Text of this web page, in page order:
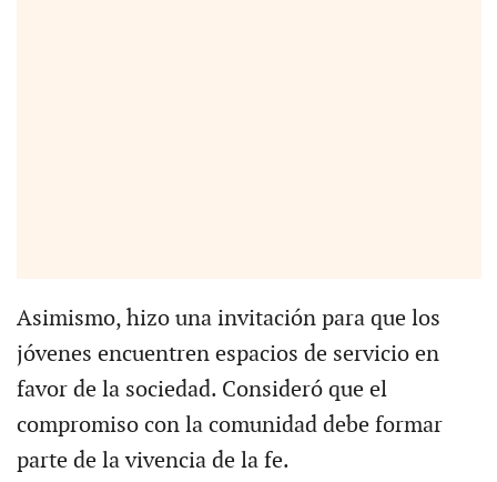
Asimismo, hizo una invitación para que los
jóvenes encuentren espacios de servicio en
favor de la sociedad. Consideró que el
compromiso con la comunidad debe formar
parte de la vivencia de la fe.